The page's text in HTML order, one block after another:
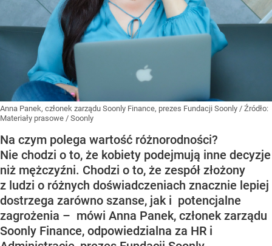
Anna Panek, członek zarządu Soonly Finance, prezes Fundacji Soonly / Źródło:
Materiały prasowe / Soonly
Na czym polega wartość różnorodności?
Nie chodzi o to, że kobiety podejmują inne decyzje
niż mężczyźni. Chodzi o to, że zespół złożony
z ludzi o różnych doświadczeniach znacznie lepiej
dostrzega zarówno szanse, jak i potencjalne
zagrożenia – mówi Anna Panek, członek zarządu
Soonly Finance, odpowiedzialna za HR i